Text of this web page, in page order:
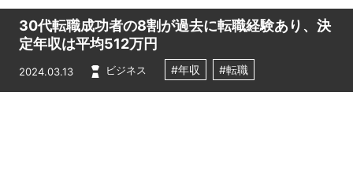
30代転職成功者の8割が過去に転職経験あり、決
定年収は平均512万円
2024.03.13 ビジネス #年収 #転職